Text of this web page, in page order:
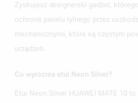
Zyskujesz designerski gadżet,
ochrona panelu tylnego przez
mechanicznymi, które są częstym
urządzeń.
Co wyróżnia etui Neon Silver?
Etui Neon Silver HUAWEI MATE 10